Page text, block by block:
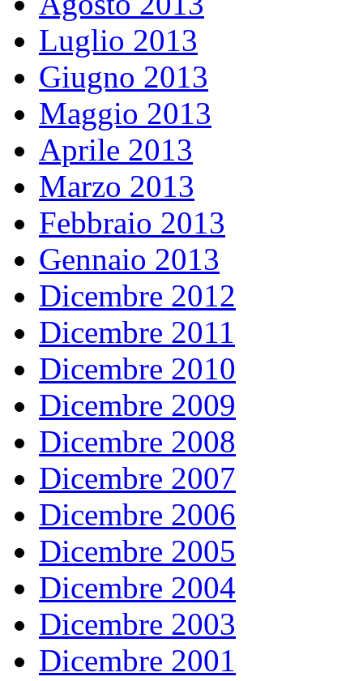
Luglio 2013
Giugno 2013
Maggio 2013
Aprile 2013
Marzo 2013
Febbraio 2013
Gennaio 2013
Dicembre 2012
Dicembre 2011
Dicembre 2010
Dicembre 2009
Dicembre 2008
Dicembre 2007
Dicembre 2006
Dicembre 2005
Dicembre 2004
Dicembre 2003
Dicembre 2001